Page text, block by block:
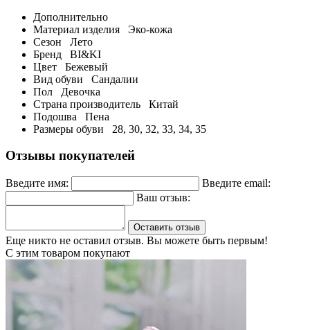
Дополнительно
Материал изделия
Эко-кожа
Сезон
Лето
Бренд
BI&KI
Цвет
Бежевый
Вид обуви
Сандалии
Пол
Девочка
Страна производитель
Китай
Подошва
Пена
Размеры обуви
28, 30, 32, 33, 34, 35
Отзывы покупателей
Введите имя:
Введите email:
Ваш отзыв:
Оставить отзыв
Еще никто не оставил отзыв. Вы можете быть первым!
С этим товаром покупают